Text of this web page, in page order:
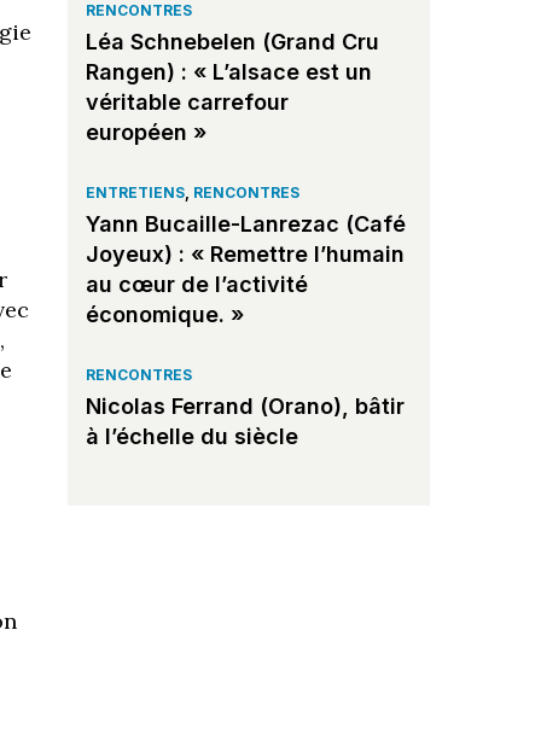
RENCONTRES
Léa Schnebelen (Grand Cru
Rangen) : « L’alsace est un
véritable carrefour
européen »
ENTRETIENS, RENCONTRES
Yann Bucaille-Lanrezac (Café
Joyeux) : « Remettre l’humain
au cœur de l’activité
économique. »
RENCONTRES
Nicolas Ferrand (Orano), bâtir
à l’échelle du siècle